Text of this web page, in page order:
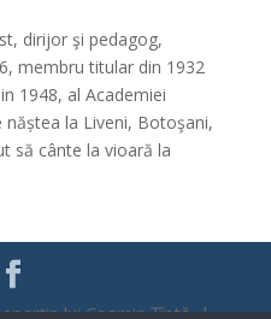
dirijor şi pedagog,
membru titular din 1932
1948, al Academiei
năștea la Liveni, Botoşani,
să cânte la vioară la
lui Cosmin Țîntă |